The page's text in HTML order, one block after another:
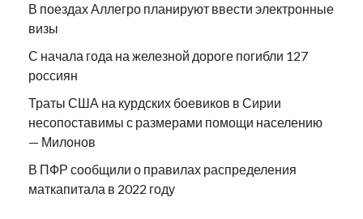
В поездах Аллегро планируют ввести электронные
визы
С начала года на железной дороге погибли 127
россиян
Траты США на курдских боевиков в Сирии
несопоставимы с размерами помощи населению
— Милонов
В ПФР сообщили о правилах распределения
маткапитала в 2022 году